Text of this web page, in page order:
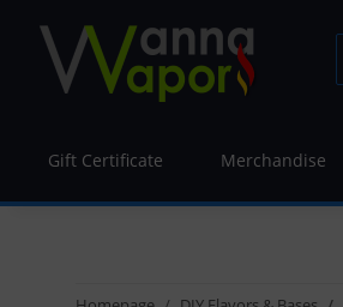
Gift Certificate Merchandise